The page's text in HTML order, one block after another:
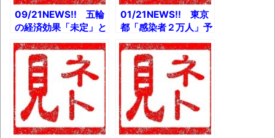
09/21NEWS!! 五輪
の経済効果「未定」と
か 武漢ウイルス研究
所に迫った記者たちの
凄惨すぎる現状とか
100日後に退職する
47歳 非公式 まとめと
か
01/21NEWS!! 東京
都「感染者２万人」予
測で社会停止もとか
【北京冬季五輪】 選
手が人権問題で発言な
ら処罰もとか 【悲
報】サカナクションさ
ん武道館ライブ強行へ
ｗとか